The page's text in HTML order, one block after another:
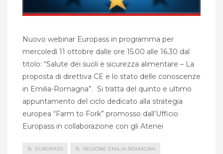
Nuovo webinar Europass in programma per
mercoledì 11 ottobre dalle ore 15.00 alle 16.30 dal
titolo: “Salute dei suoli e sicurezza alimentare – La
proposta di direttiva CE e lo stato delle conoscenze
in Emilia-Romagna”. Si tratta del quinto e ultimo
appuntamento del ciclo dedicato alla strategia
europea “Farm to Fork” promosso dall’Ufficio
Europass in collaborazione con gli Atenei
EUROPASS REGIONE EMILIA-ROMAGNA